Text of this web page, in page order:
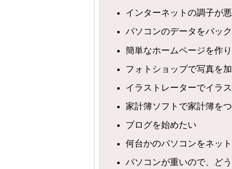
インターネットの調子が
パソコンのデータをバッ
簡単なホームページを作
フォトショップで写真を
イラストレーターでイラ
家計簿ソフトで家計簿を
ブログを始めたい
何台かのパソコンをネッ
パソコンが重いので、ど